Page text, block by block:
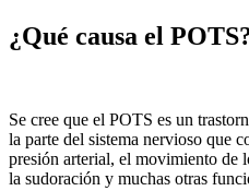
¿Qué causa el
Se cree que el POTS es un
la parte del sistema nervioso que
presión arterial, el movimiento de
la sudoración y muchas otras